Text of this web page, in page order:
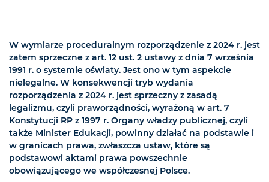
W wymiarze proceduralnym rozporządzenie z 2024 r. jest
zatem sprzeczne z art. 12 ust. 2 ustawy z dnia 7 września
1991 r. o systemie oświaty. Jest ono w tym aspekcie
nielegalne. W konsekwencji tryb wydania
rozporządzenia z 2024 r. jest sprzeczny z zasadą
legalizmu, czyli praworządności, wyrażoną w art. 7
Konstytucji RP z 1997 r. Organy władzy publicznej, czyli
także Minister Edukacji, powinny działać na podstawie i
w granicach prawa, zwłaszcza ustaw, które są
podstawowi aktami prawa powszechnie
obowiązującego we współczesnej Polsce.